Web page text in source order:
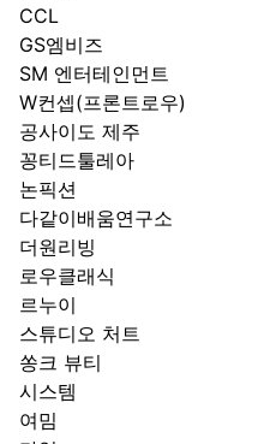
CCL
GS엠비즈
SM 엔터테인먼트
W컨셉(프론트로우)
공사이도 제주
꽁티드툴레아
논픽션
다같이배움연구소
더원리빙
로우클래식
르누이
스튜디오 처트
쏭크 뷰티
시스템
여밈